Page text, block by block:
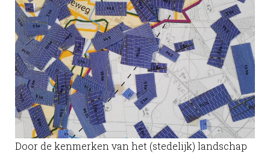
Door de kenmerken van het (stedelijk) landschap